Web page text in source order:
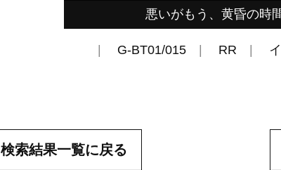
悪いがもう、黄昏の時間
G-BT01/015 RR
検索結果一覧に戻る